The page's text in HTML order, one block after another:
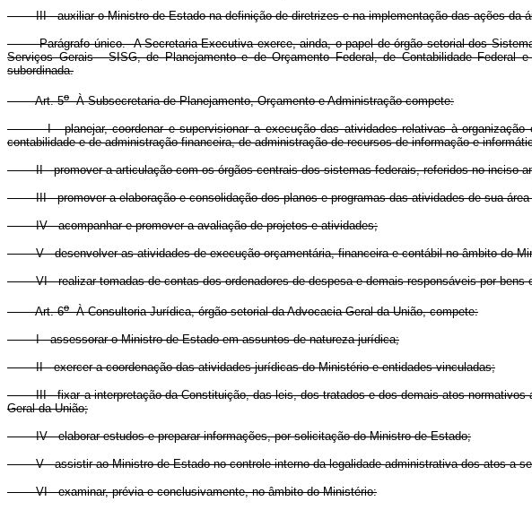
III - auxiliar o Ministro de Estado na definição de diretrizes e na implementação das ações da
Parágrafo único. A Secretaria-Executiva exerce, ainda, o papel de órgão setorial dos
Serviços Gerais - SISG, de Planejamento e de Orçamento Federal, de Contabilidade Federal
subordinada.
Art. 5oÀ Subsecretaria de Planejamento, Orçamento e Administração compete:
I - planejar, coordenar e supervisionar a execução das atividades relativas à organização e
contabilidade e de administração financeira, de administração de recursos de informação e
II - promover a articulação com os órgãos centrais dos sistemas federais, referidos no inciso
III - promover a elaboração e consolidação dos planos e programas das atividades de sua área
IV - acompanhar e promover a avaliação de projetos e atividades;
V - desenvolver as atividades de execução orçamentária, financeira e contábil no âmbito do
VI - realizar tomadas de contas dos ordenadores de despesa e demais responsáveis por bens e
Art. 6oÀ Consultoria Jurídica, órgão setorial da Advocacia-Geral da União, compete:
I - assessorar o Ministro de Estado em assuntos de natureza jurídica;
II - exercer a coordenação das atividades jurídicas do Ministério e entidades vinculadas;
III - fixar a interpretação da Constituição, das leis, dos tratados e dos demais atos normativos a
Geral da União;
IV - elaborar estudos e preparar informações, por solicitação do Ministro de Estado;
V - assistir ao Ministro de Estado no controle interno da legalidade administrativa dos atos a
VI - examinar, prévia e conclusivamente, no âmbito do Ministério: